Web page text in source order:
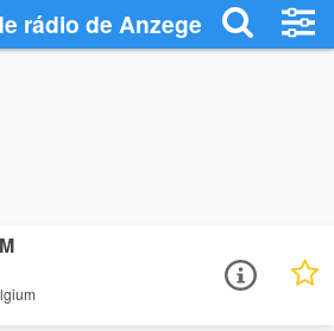
rádio de Anzegem - Ouça